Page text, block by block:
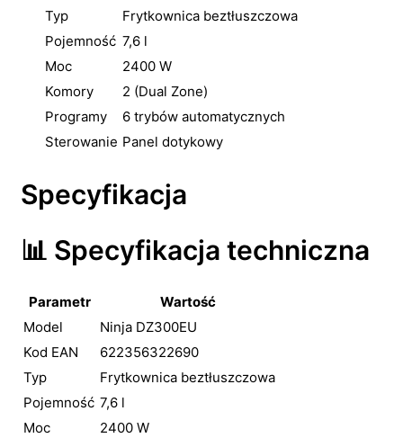
Typ
Frytkownica beztłuszczowa
Pojemność 7,6 l
Moc
2400 W
Komory
2 (Dual Zone)
Programy
6 trybów automatycznych
Sterowanie Panel dotykowy
Specyfikacja
📊 Specyfikacja techniczna
Parametr
Wartość
Model
Ninja DZ300EU
Kod EAN
622356322690
Typ
Frytkownica beztłuszczowa
Pojemność 7,6 l
Moc
2400 W